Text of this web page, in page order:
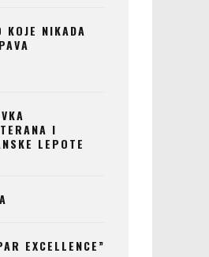
KOJE NIKADA
I
LEPOTE
EXCELLENCE”